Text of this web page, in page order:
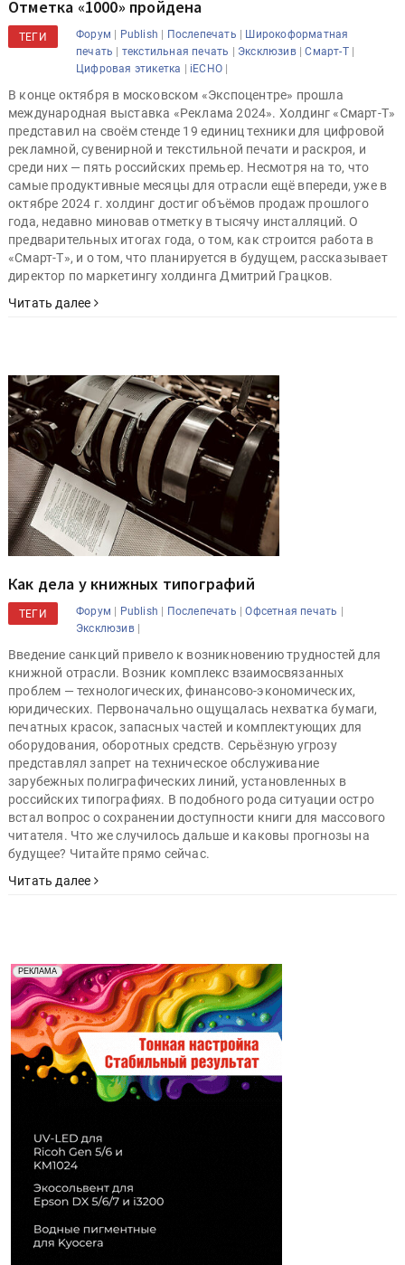
Отметка «1000» пройдена
ТЕГИ Форум | Publish | Послепечать | Широкоформатная
печать | текстильная печать | Эксклюзив|Смарт-Т|
Цифровая этикетка | iECHO |
В конце октября в московском «Экспоцентре» прошла
международная выставка «Реклама 2024». Холдинг «Смарт-Т»
представил на своём стенде 19 единиц техники для цифровой
рекламной, сувенирной и текстильной печати и раскроя, и
среди них — пять российских премьер. Несмотря на то, что
самые продуктивные месяцы для отрасли ещё впереди, уже в
октябре 2024 г. холдинг достиг объёмов продаж прошлого
года, недавно миновав отметку в тысячу инсталляций. О
предварительных итогах года, о том, как строится работа в
«Смарт-Т», и о том, что планируется в будущем, рассказывает
директор по маркетингу холдинга Дмитрий Грацков.
Читать далее
Как дела у книжных типографий
ТЕГИ Форум | Publish | Послепечать |Офсетная печать |
Эксклюзив|
Введение санкций привело к возникновению трудностей для
книжной отрасли. Возник комплекс взаимосвязанных
проблем — технологических, финансово-экономических,
юридических. Первоначально ощущалась нехватка бумаги,
печатных красок, запасных частей и комплектующих для
оборудования, оборотных средств. Серьёзную угрозу
представлял запрет на техническое обслуживание
зарубежных полиграфических линий, установленных в
российских типографиях. В подобного рода ситуации остро
встал вопрос о сохранении доступности книги для массового
читателя. Что же случилось дальше и каковы прогнозы на
будущее? Читайте прямо сейчас.
Читать далее
РЕКЛАМА
Реклама. Рекламодатель ООО "Передовые Системы
Печати" erid: 2SDnjd2d4Qz